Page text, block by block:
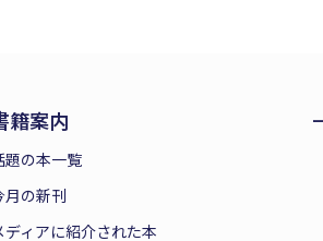
籍案内
題の本一覧
月の新刊
ディアに紹介された本